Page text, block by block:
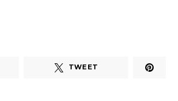
TWEET